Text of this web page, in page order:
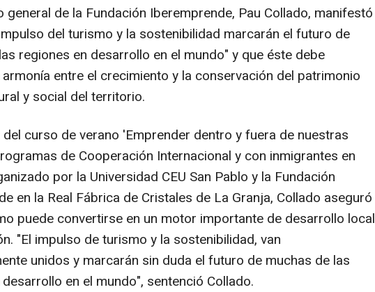
general de la Fundación Iberemprende, Pau Collado, manifestó
del turismo y la sostenibilidad marcarán el futuro de
regiones en desarrollo en el mundo" y que éste debe
entre el crecimiento y la conservación del patrimonio
y social del territorio.
del curso de verano 'Emprender dentro y fuera de nuestras
de Cooperación Internacional y con inmigrantes en
por la Universidad CEU San Pablo y la Fundación
en la Real Fábrica de Cristales de La Granja, Collado aseguró
puede convertirse en un motor importante de desarrollo local
"El impulso de turismo y la sostenibilidad, van
unidos y marcarán sin duda el futuro de muchas de las
en el mundo", sentenció Collado.